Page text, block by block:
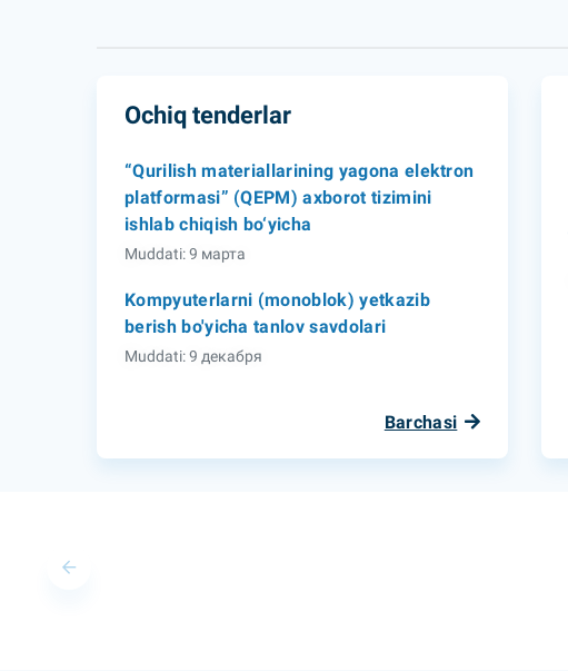
Ochiq tenderlar
“Qurilish materiallarining yagona elektron
platformasi” (QEPM) axborot tizimini
ishlab chiqish bo‘yicha
Muddati: 9 марта
Kompyuterlarni (monoblok) yetkazib
berish bo'yicha tanlov savdolari
Muddati: 9 декабря
Barchasi